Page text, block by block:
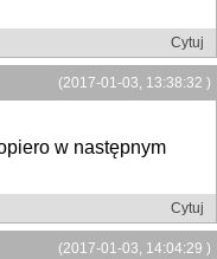
Cytuj
(2017-01-03, 13:38:32 )
w następnym
Cytuj
(2017-01-03, 14:04:29 )